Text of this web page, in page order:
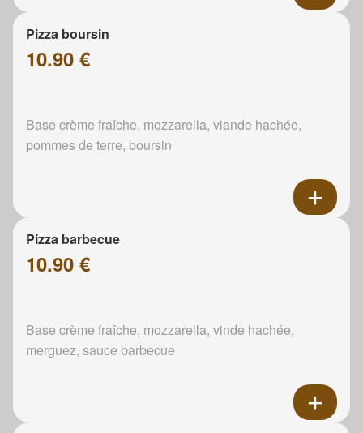
Pizza boursin
10.90 €
Base crème fraîche, mozzarella, viande hachée,
pommes de terre, boursin
Pizza barbecue
10.90 €
Base crème fraîche, mozzarella, vinde hachée,
merguez, sauce barbecue